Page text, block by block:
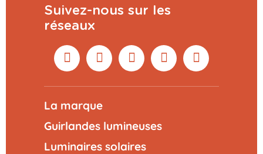
Suivez-nous sur les
réseaux
La marque
Guirlandes lumineuses
Luminaires solaires